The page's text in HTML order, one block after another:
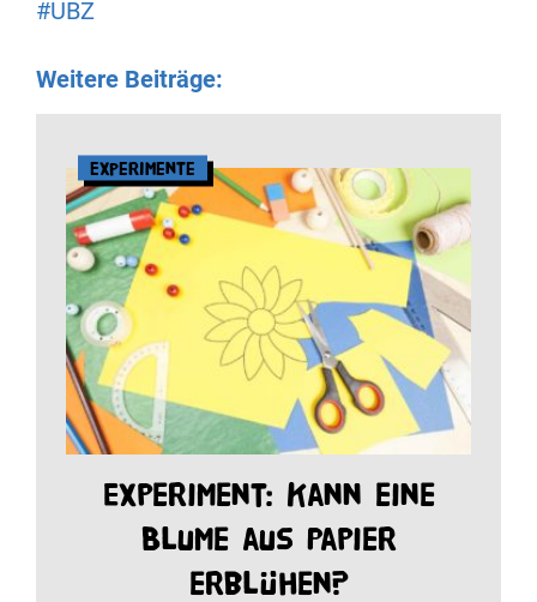
#UBZ
Weitere Beiträge:
Experimente
Experiment: Kann eine
Blume aus Papier
erblühen?